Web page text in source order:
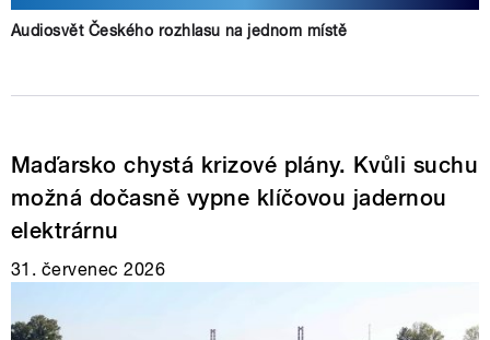
Audiosvět Českého rozhlasu na jednom místě
Maďarsko chystá krizové plány. Kvůli suchu
možná dočasně vypne klíčovou jadernou
elektrárnu
31. červenec 2026